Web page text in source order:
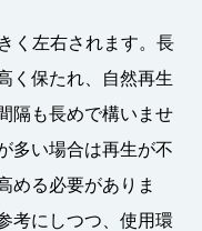
く左右されます。長
く保たれ、自然再生
隔も長めで構いませ
多い場合は再生が不
める必要がありま
考にしつつ、使用環